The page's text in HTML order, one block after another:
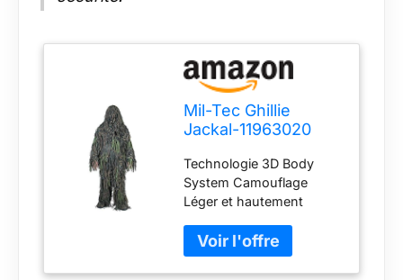
Mil-Tec Ghillie
Jackal-11963020
11963020 Veste
Multicolore Taille
Unique
Technologie 3D Body
System Camouflage
Léger et hautement
ignifuge